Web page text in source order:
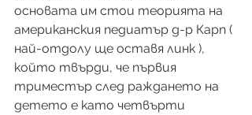
основата им стои теорията на
американския педиатър д-р Карп (
най-отдолу ще оставя линк ),
който твърди, че първия
триместър след раждането на
детето е като четвърти